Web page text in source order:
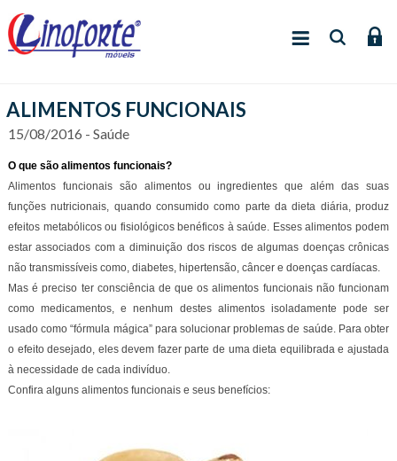
ALIMENTOS FUNCIONAIS
15/08/2016 - Saúde
O que são alimentos funcionais?
Alimentos funcionais são alimentos ou ingredientes que além das suas
funções nutricionais, quando consumido como parte da dieta diária, produz
efeitos metabólicos ou fisiológicos benéficos à saúde. Esses alimentos podem
estar associados com a diminuição dos riscos de algumas doenças crônicas
não transmissíveis como, diabetes, hipertensão, câncer e doenças cardíacas.
Mas é preciso ter consciência de que os alimentos funcionais não funcionam
como medicamentos, e nenhum destes alimentos isoladamente pode ser
usado como “fórmula mágica” para solucionar problemas de saúde. Para obter
o efeito desejado, eles devem fazer parte de uma dieta equilibrada e ajustada
à necessidade de cada indivíduo.
Confira alguns alimentos funcionais e seus benefícios: